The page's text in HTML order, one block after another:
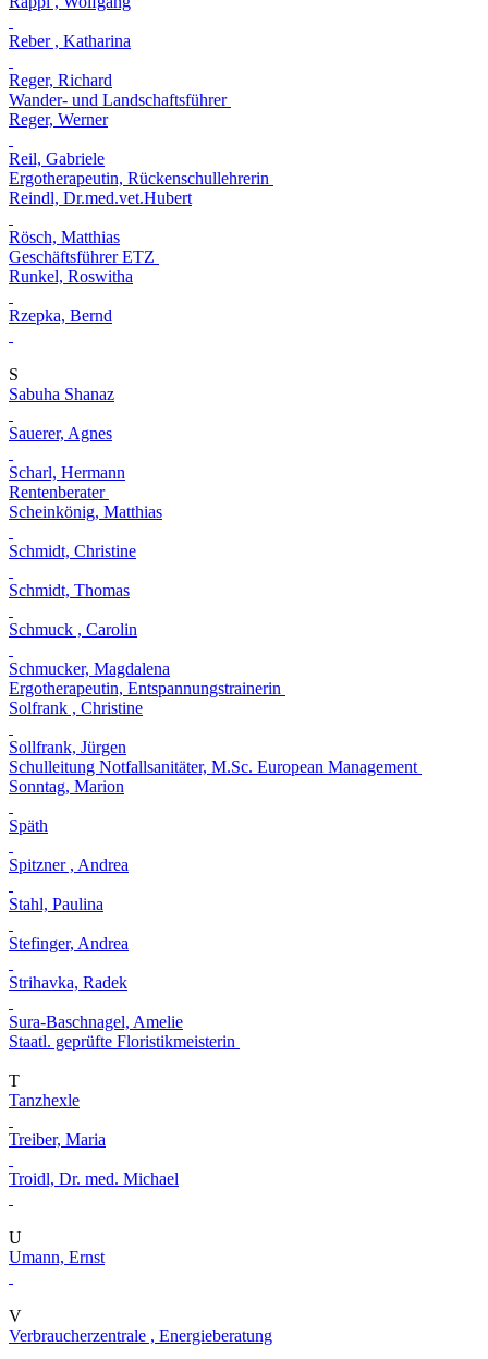
Reber , Katharina
Reger, Richard
Wander- und Landschaftsführer
Reger, Werner
Reil, Gabriele
Ergotherapeutin, Rückenschullehrerin
Reindl, Dr.med.vet.Hubert
Rösch, Matthias
Geschäftsführer ETZ
Runkel, Roswitha
Rzepka, Bernd
S
Sabuha Shanaz
Sauerer, Agnes
Scharl, Hermann
Rentenberater
Scheinkönig, Matthias
Schmidt, Christine
Schmidt, Thomas
Schmuck , Carolin
Schmucker, Magdalena
Ergotherapeutin, Entspannungstrainerin
Solfrank , Christine
Sollfrank, Jürgen
Schulleitung Notfallsanitäter, M.Sc. European Management
Sonntag, Marion
Späth
Spitzner , Andrea
Stahl, Paulina
Stefinger, Andrea
Strihavka, Radek
Sura-Baschnagel, Amelie
Staatl. geprüfte Floristikmeisterin
T
Tanzhexle
Treiber, Maria
Troidl, Dr. med. Michael
U
Umann, Ernst
V
Verbraucherzentrale , Energieberatung